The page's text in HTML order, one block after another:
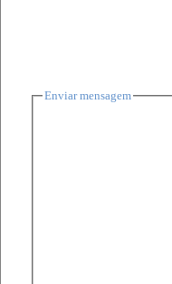
Enviar mensagem